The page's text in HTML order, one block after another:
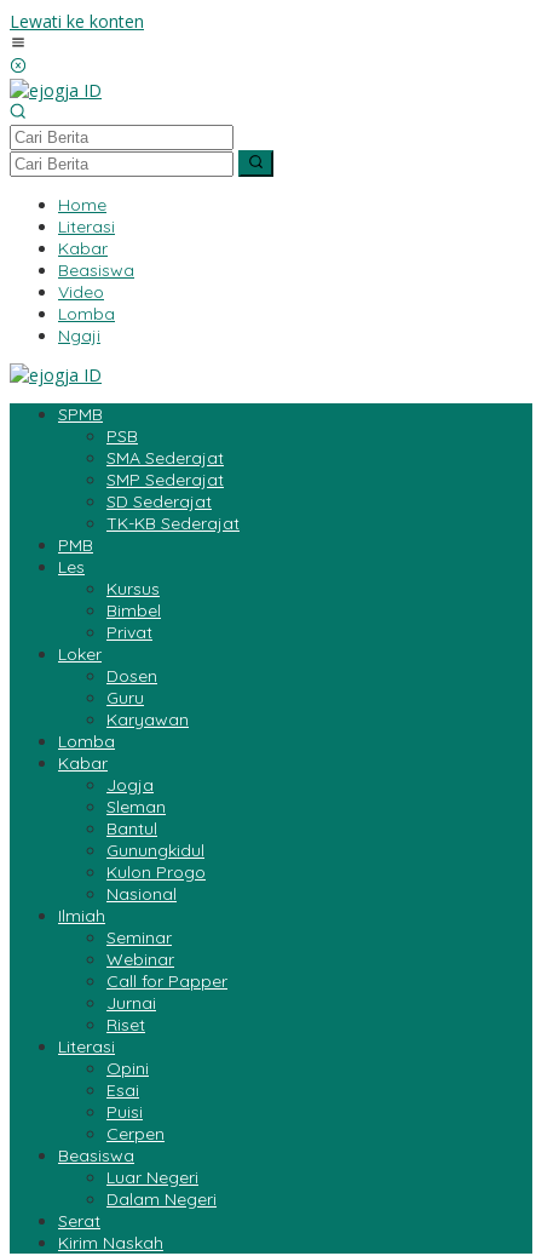
Lewati ke konten
Home
Literasi
Kabar
Beasiswa
Video
Lomba
Ngaji
SPMB
PSB
SMA Sederajat
SMP Sederajat
SD Sederajat
TK-KB Sederajat
PMB
Les
Kursus
Bimbel
Privat
Loker
Dosen
Guru
Karyawan
Lomba
Kabar
Jogja
Sleman
Bantul
Gunungkidul
Kulon Progo
Nasional
Ilmiah
Seminar
Webinar
Call for Papper
Jurnai
Riset
Literasi
Opini
Esai
Puisi
Cerpen
Beasiswa
Luar Negeri
Dalam Negeri
Serat
Kirim Naskah